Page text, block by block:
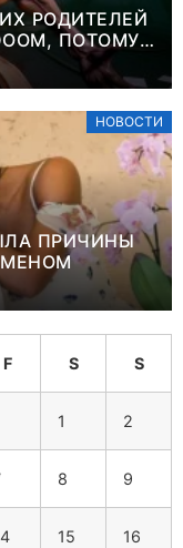
РОДИТЕЛЕЙ
ПОТОМУ
ПРО
НОВОСТИ
ПРИЧИНЫ
F S S
1 2
8 9
15 16